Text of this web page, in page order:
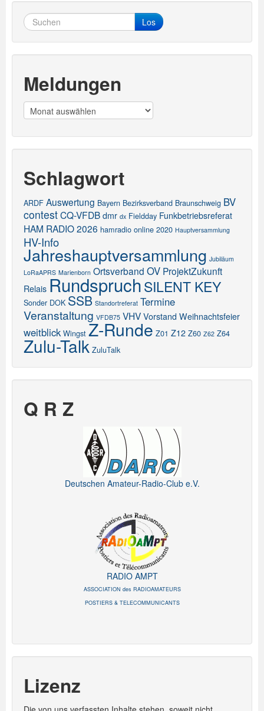
Los
Meldungen
Meldungen
Schlagwort
ARDF Auswertung Bayern Bezirksverband Braunschweig BV
contestCQ-VFDB dmr dx Fieldday Funkbetriebsreferat
HAM RADIO 2026 hamradio online 2020 Hauptversammlung
HV-Info
Jahreshauptversammlung Jubiläum
LoRaAPRS Marienborn Ortsverband OV ProjektZukunft
Relais RundspruchSILENT KEY
Sonder DOK SSB Standortreferat Termine
Veranstaltung VFDB75 VHV Vorstand Weihnachtsfeier
weitblick Wingst Z-Runde Z01 Z12 Z60 Z62 Z64
Zulu-Talk ZuluTalk
Q R Z
Deutschen Amateur-Radio-Club e.V.
RADIO AMPT
ASSOCIATION des RADIOAMATEURS
POSTIERS & TELECOMMUNICANTS
Lizenz